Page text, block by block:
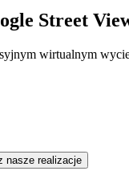
Street
wirtualnym
nasze realizacje